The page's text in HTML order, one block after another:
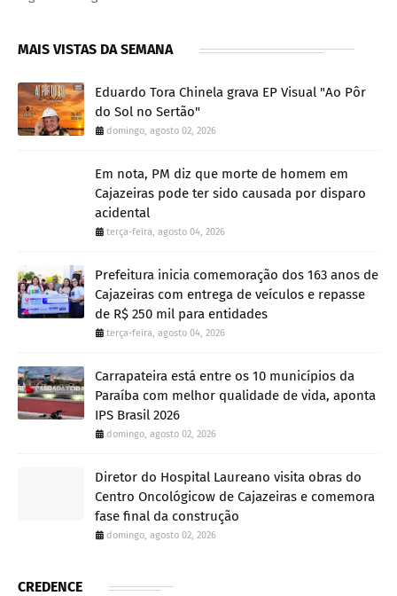
MAIS VISTAS DA SEMANA
Eduardo Tora Chinela grava EP Visual "Ao Pôr
do Sol no Sertão"
domingo, agosto 02, 2026
Em nota, PM diz que morte de homem em
Cajazeiras pode ter sido causada por disparo
acidental
terça-feira, agosto 04, 2026
Prefeitura inicia comemoração dos 163 anos de
Cajazeiras com entrega de veículos e repasse
de R$ 250 mil para entidades
terça-feira, agosto 04, 2026
Carrapateira está entre os 10 municípios da
Paraíba com melhor qualidade de vida, aponta
IPS Brasil 2026
domingo, agosto 02, 2026
Diretor do Hospital Laureano visita obras do
Centro Oncológicow de Cajazeiras e comemora
fase final da construção
domingo, agosto 02, 2026
CREDENCE